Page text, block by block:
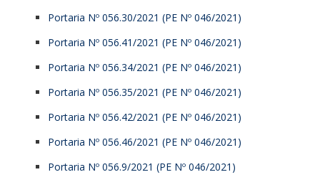
Portaria Nº 056.30/2021 (PE Nº 046/2021)
Portaria Nº 056.41/2021 (PE Nº 046/2021)
Portaria Nº 056.34/2021 (PE Nº 046/2021)
Portaria Nº 056.35/2021 (PE Nº 046/2021)
Portaria Nº 056.42/2021 (PE Nº 046/2021)
Portaria Nº 056.46/2021 (PE Nº 046/2021)
Portaria Nº 056.9/2021 (PE Nº 046/2021)